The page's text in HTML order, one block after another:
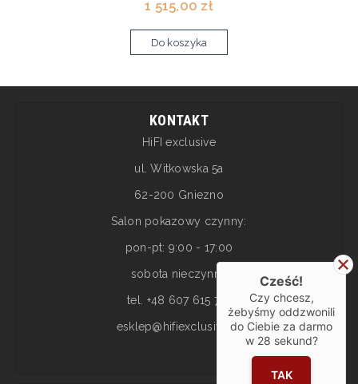
1 515,00 zł
Do koszyka
KONTAKT
HiFI exclusive
ul. Witkowska 5a
62-200 Gniezno
Salon pokazowy czynny:
pon-pt: 9:00 - 17:00
sobota nieczynne
tel. +48 607 615 717
esklep@hifiexclusive.pl
Cześć!
Czy chcesz,
żebyśmy oddzwonili
do Ciebie za darmo
w 28 sekund?
TAK